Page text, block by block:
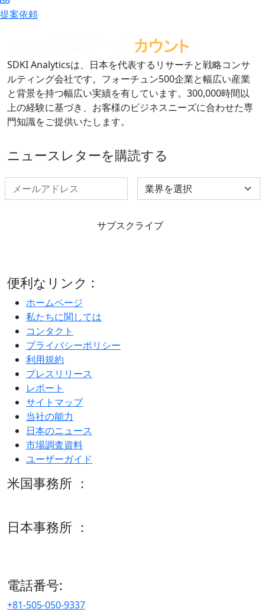
提案依頼
SDKI Analyticsは、日本を代表するリサーチと戦略コンサ
ルティング会社です。フォーチュン500企業と幅広い産業
と背景を持つ幅広い実績を有しています。300,000時間以
上の経験に基づき、お客様のビジネスニーズに合わせた専
門知識をご提供いたします。
ニュースレターを購読する
Select Industry
サブスクライブ
便利なリンク :
ホームページ
私たちに関しては
コンタクト
プライバシーポリシー
利用規約
プレスリリース
レポート
サイトマップ
当社の能力
日本のニュース
市場調査資料
ユーザーガイド
米国事務所 ：
日本事務所 ：
電話番号:
+81-505-050-9337